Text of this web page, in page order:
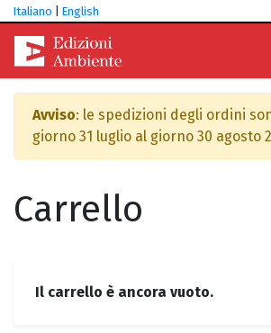
Italiano English
Avviso: le spedizioni degli ordini
giorno 31 luglio al giorno 30 agosto
Carrello
Il carrello è ancora vuoto.